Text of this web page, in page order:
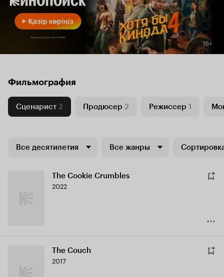
Фильмография
Сценарист 2 Продюсер 2 Режиссер 1
Все десятилетия Все жанры
The Cookie Crumbles
2022
The Couch
2017